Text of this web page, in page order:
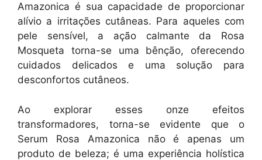
Amazonica é sua capacidade de proporcionar
alívio a irritações cutâneas. Para aqueles com
pele sensível, a ação calmante da Rosa
Mosqueta torna-se uma bênção, oferecendo
cuidados delicados e uma solução para
desconfortos cutâneos.
Ao explorar esses onze efeitos
transformadores, torna-se evidente que o
Serum Rosa Amazonica não é apenas um
produto de beleza; é uma experiência holística